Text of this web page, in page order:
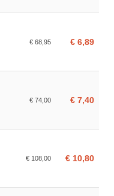
€ 68,95 € 6,89
€ 74,00 € 7,40
€ 108,00 € 10,80